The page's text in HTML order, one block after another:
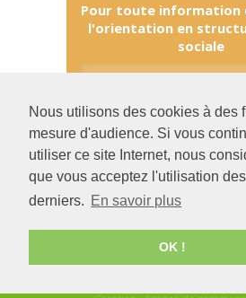
Nous utilisons des cookies à des
mesure d'audience. Si vous
utiliser ce site Internet, nous
que vous acceptez l'utilisation
derniers. En savoir plus
OK !
Pour toute information
l'orientation en
sociale
Siège social
-BP 71857
01
02 41 68 98 50